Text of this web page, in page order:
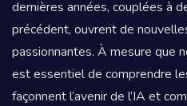
dernières années, couplées à
précédent, ouvrent de
passionnantes. À mesure que
est essentiel de comprendre
façonnent l’avenir de l’IA et